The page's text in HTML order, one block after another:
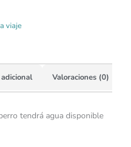
viaje
Valoraciones (0)
tendrá agua disponible